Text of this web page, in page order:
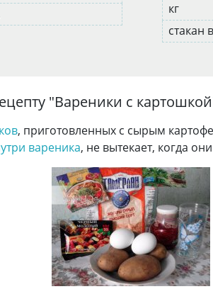
кг
стакан
"Вареники с картошкой
, приготовленных с сырым
вареника, не вытекает, когда